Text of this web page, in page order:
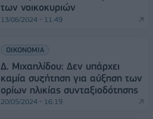
των νοικοκυριών
13/06/2024 - 11:49
ΟΙΚΟΝΟΜΙΑ
Δ. Μιχαηλίδου: Δεν υπάρχει
καμία συζήτηση για αύξηση των
ορίων ηλικίας συνταξιοδότησης
20/05/2024 - 16:19